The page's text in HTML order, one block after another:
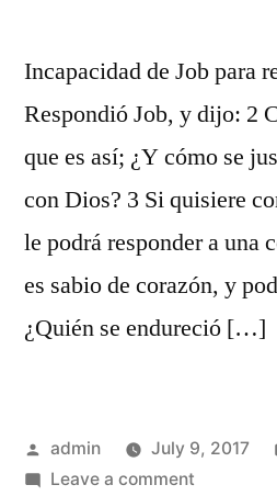
Incapacidad de Job para
Respondió Job, y dijo: 2
que es así; ¿Y cómo se
con Dios? 3 Si quisiere
le podrá responder a una
es sabio de corazón, y
¿Quién se endureció […]
Posted
by
admin July 9, 2017
Leave a commenton